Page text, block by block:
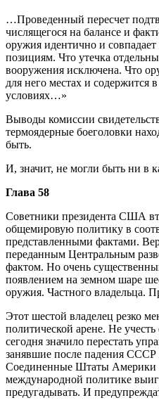
…Проведенный пересчет
числящегося на балансе и
оружия идентично и
позициям. Что утечка
вооружения исключена. Что
для него местах и содержится
условиях…»
Выводы комиссии
термоядерные боеголовки
быть.
И, значит, не могли быть ни в
Глава 58
Советники президента США
общемировую политику в
представленными фактами.
переданным Центральным
фактом. Но очень
появлением на земном шаре
оружия. Частного владельца.
Этот шестой владелец резко
политической арене. Не
сегодня значило перестать
занявшие после падения
Соединенные Штаты Америки
международной политике
предугадывать. И